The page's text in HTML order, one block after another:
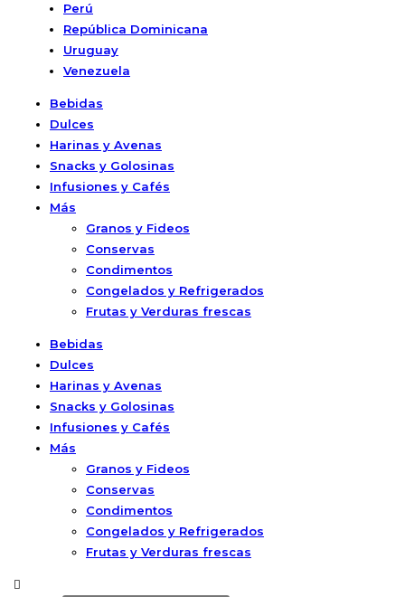
Perú
República Dominicana
Uruguay
Venezuela
Bebidas
Dulces
Harinas y Avenas
Snacks y Golosinas
Infusiones y Cafés
Más
Granos y Fideos
Conservas
Condimentos
Congelados y Refrigerados
Frutas y Verduras frescas
Bebidas
Dulces
Harinas y Avenas
Snacks y Golosinas
Infusiones y Cafés
Más
Granos y Fideos
Conservas
Condimentos
Congelados y Refrigerados
Frutas y Verduras frescas